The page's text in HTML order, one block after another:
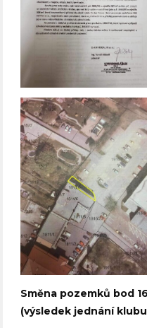
Směna pozemků bod
(výsledek jednání